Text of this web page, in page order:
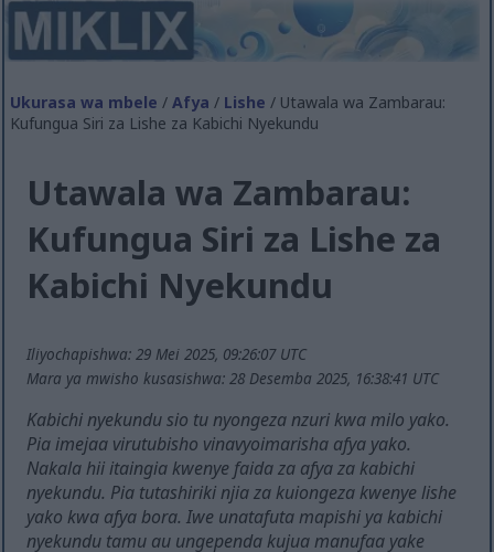
Ukurasa wa mbele /Afya / Lishe / Utawala wa Zambarau:
Kufungua Siri za Lishe za Kabichi Nyekundu
Utawala wa Zambarau:
Kufungua Siri za Lishe za
Kabichi Nyekundu
Iliyochapishwa: 29 Mei 2025, 09:26:07 UTC
Mara ya mwisho kusasishwa: 28 Desemba 2025, 16:38:41 UTC
Kabichi nyekundu sio tu nyongeza nzuri kwa milo yako.
Pia imejaa virutubisho vinavyoimarisha afya yako.
Nakala hii itaingia kwenye faida za afya za kabichi
nyekundu. Pia tutashiriki njia za kuiongeza kwenye lishe
yako kwa afya bora. Iwe unatafuta mapishi ya kabichi
nyekundu tamu au ungependa kujua manufaa yake